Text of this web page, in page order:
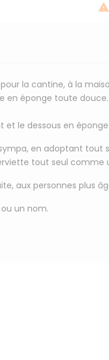

la cantine, à la
en éponge toute douce.
le dessous en
en adoptant
tout seul comme
aux personnes plus
un nom.